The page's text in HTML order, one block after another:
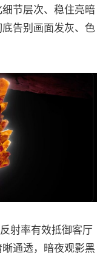
节层次、稳住亮暗
告别画面发灰、色
射率有效抵御客厅
通透，暗夜观影黑